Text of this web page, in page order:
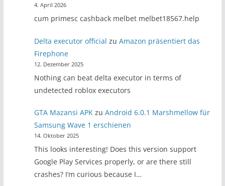
4. April 2026
cum primesc cashback melbet melbet18567.help
Delta executor official zuAmazon präsentiert das
Firephone
12. Dezember 2025
Nothing can beat delta executor in terms of
undetected roblox executors
GTA Mazansi APK zuAndroid 6.0.1 Marshmellow für
Samsung Wave 1 erschienen
14. Oktober 2025
This looks interesting! Does this version support
Google Play Services properly, or are there still
crashes? I’m curious because I…